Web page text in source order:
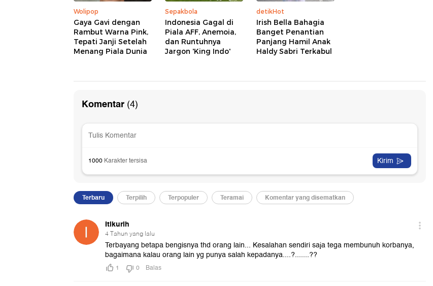
Wolipop
Gaya Gavi dengan
Rambut Warna Pink,
Tepati Janji Setelah
Menang Piala Dunia
Sepakbola
Indonesia Gagal di
Piala AFF, Anemoia,
dan Runtuhnya
Jargon 'King Indo'
detikHot
Irish Bella Bahagia
Banget Penantian
Panjang Hamil Anak
Haldy Sabri Terkabul